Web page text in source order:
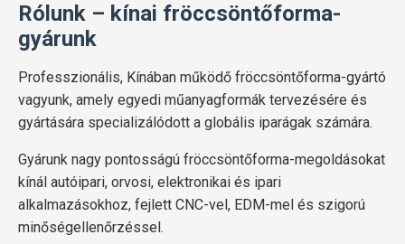
Rólunk – kínai fröccsöntőforma-
gyárunk
Professzionális, Kínában működő fröccsöntőforma-gyártó
vagyunk, amely egyedi műanyagformák tervezésére és
gyártására specializálódott a globális iparágak számára.
Gyárunk nagy pontosságú fröccsöntőforma-megoldásokat
kínál autóipari, orvosi, elektronikai és ipari
alkalmazásokhoz, fejlett CNC-vel, EDM-mel és szigorú
minőségellenőrzéssel.